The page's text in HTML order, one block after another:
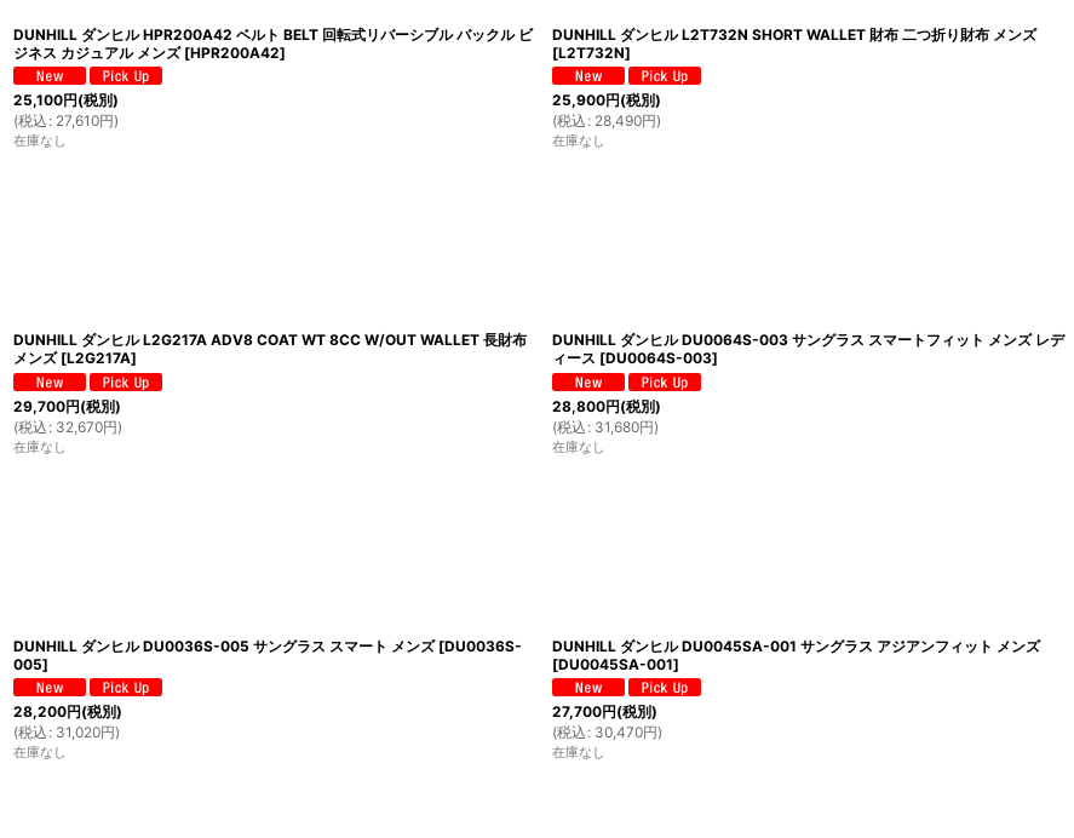
DUNHILL ダンヒル HPR200A42 ベルト BELT 回転式リバーシブル バックル ビ
ジネス カジュアル メンズ [HPR200A42]
25,100円(税別)
(税込 : 27,610円)
在庫なし
DUNHILL ダンヒル L2T732N SHORT WALLET 財布 二つ折り財布 メンズ
[L2T732N]
25,900円(税別)
(税込 : 28,490円)
在庫なし
DUNHILL ダンヒル L2G217A ADV8 COAT WT 8CC W/OUT WALLET 長財布
メンズ [L2G217A]
29,700円(税別)
(税込 : 32,670円)
在庫なし
DUNHILL ダンヒル DU0064S-003 サングラス スマートフィット メンズ レデ
ィース [DU0064S-003]
28,800円(税別)
(税込 : 31,680円)
在庫なし
DUNHILL ダンヒル DU0036S-005 サングラス スマート メンズ [DU0036S-
005]
28,200円(税別)
(税込 : 31,020円)
在庫なし
DUNHILL ダンヒル DU0045SA-001 サングラス アジアンフィット メンズ
[DU0045SA-001]
27,700円(税別)
(税込 : 30,470円)
在庫なし